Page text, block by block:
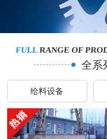
FULLRANGE OF
全系
给料设备